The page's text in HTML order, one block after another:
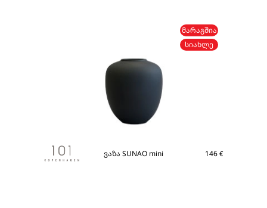
ᲛᲐᲠᲐᲒᲨᲘᲐ
ᲡᲘᲐᲮᲚᲔ
ვაზა SUNAO mini 146 €